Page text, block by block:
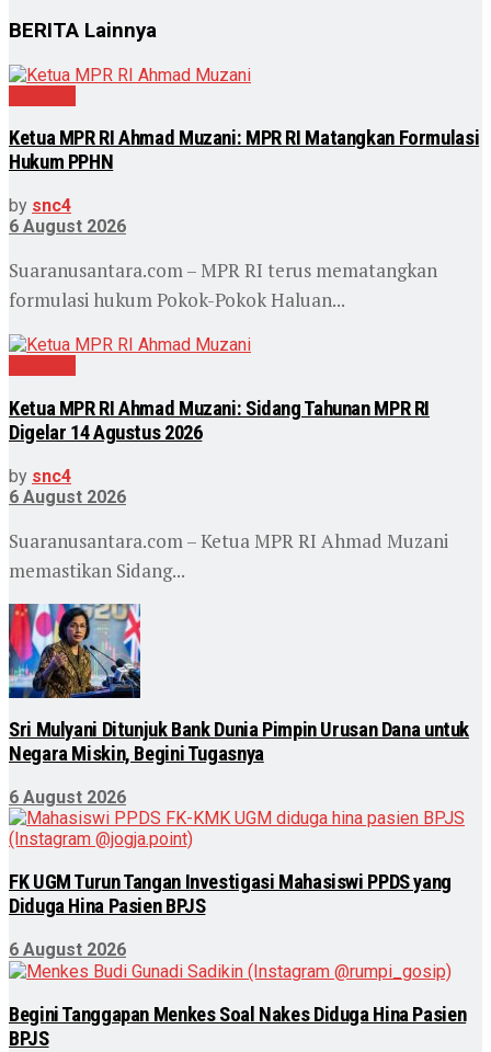
BERITA Lainnya
Ketua MPR RI Ahmad Muzani: MPR RI Matangkan Formulasi
Hukum PPHN
by snc4
6 August 2026
Suaranusantara.com – MPR RI terus mematangkan
formulasi hukum Pokok-Pokok Haluan...
Ketua MPR RI Ahmad Muzani: Sidang Tahunan MPR RI
Digelar 14 Agustus 2026
by snc4
6 August 2026
Suaranusantara.com – Ketua MPR RI Ahmad Muzani
memastikan Sidang...
Sri Mulyani Ditunjuk Bank Dunia Pimpin Urusan Dana untuk
Negara Miskin, Begini Tugasnya
6 August 2026
FK UGM Turun Tangan Investigasi Mahasiswi PPDS yang
Diduga Hina Pasien BPJS
6 August 2026
Begini Tanggapan Menkes Soal Nakes Diduga Hina Pasien
BPJS